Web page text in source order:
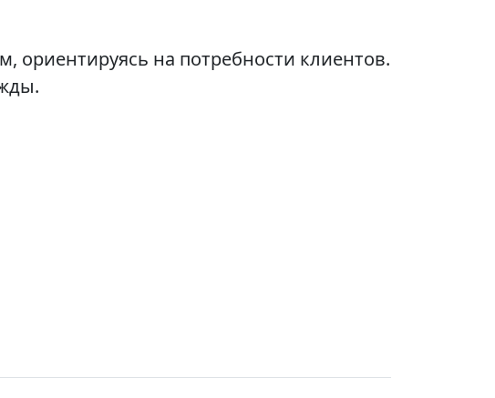
ориентируясь на потребности клиентов.